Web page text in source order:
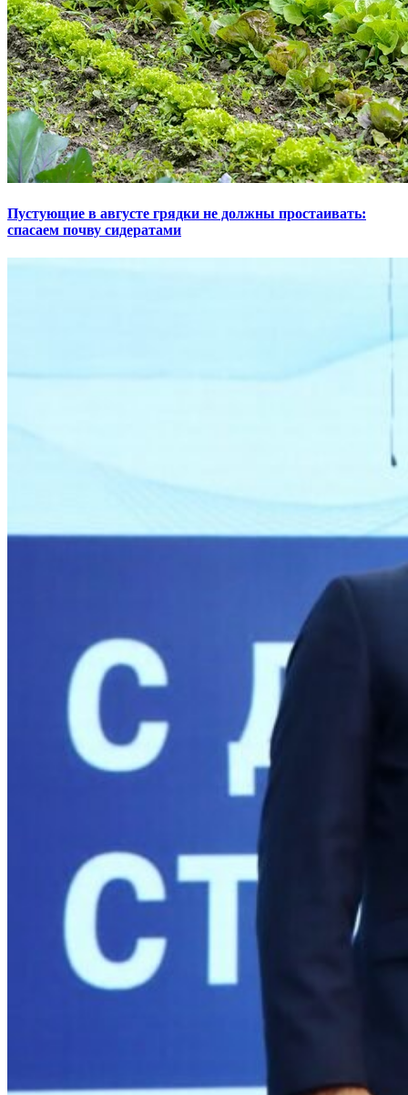
Пустующие в августе грядки не должны простаивать:
спасаем почву сидератами